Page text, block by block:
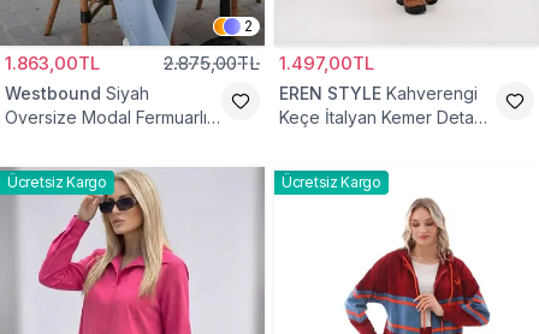
2
1.863,00TL 2.875,00TL
Westbound Siyah
Oversize Modal Fermuarlı
1.497,00TL
EREN STYLE Kahverengi
Keçe İtalyan Kemer Detaylı
Ücretsiz Kargo Ücretsiz Kargo